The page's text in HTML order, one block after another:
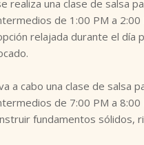
realiza una clase de salsa
de 1:00 PM a 2:00
relajada durante el día
a cabo una clase de salsa
de 7:00 PM a 8:00
fundamentos sólidos,